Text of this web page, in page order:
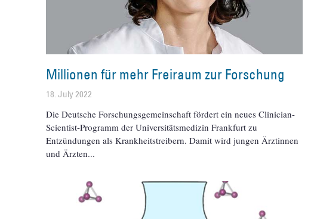
Millionen für mehr Freiraum zur Forschung
18. July 2022
Die Deutsche Forschungsgemeinschaft fördert ein neues Clinician-
Scientist-Programm der Universitätsmedizin Frankfurt zu
Entzündungen als Krankheitstreibern. Damit wird jungen Ärztinnen
und Ärzten